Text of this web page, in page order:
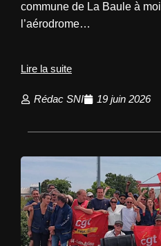
commune de La Baule à
l’aérodrome…
Lire la suite
Rédac SNI 19 juin 2026